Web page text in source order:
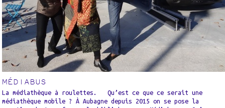
MÉDIABUS
La médiathèque à roulettes. Qu’est ce que ce serait une
médiathèque mobile ? À Aubagne depuis 2015 on se pose la